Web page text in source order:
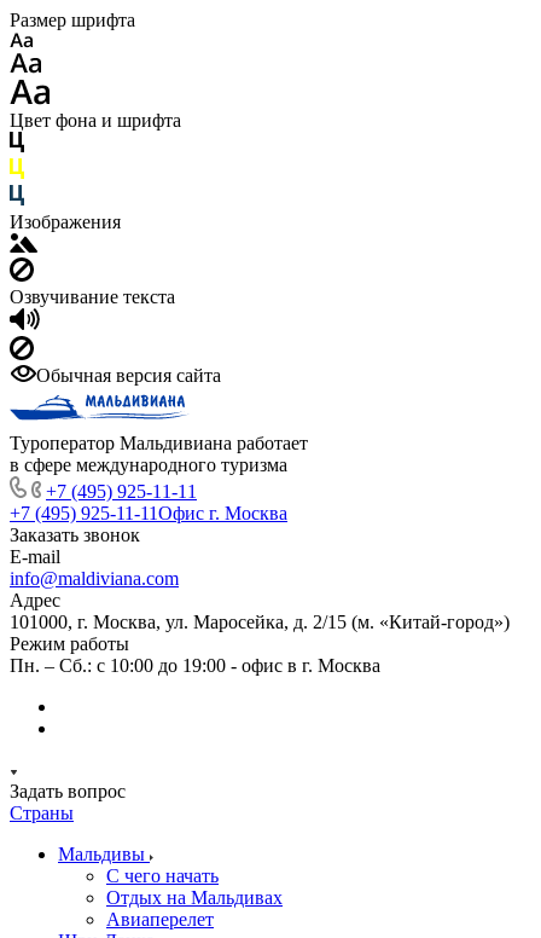
Размер шрифта
Цвет фона и шрифта
Изображения
Озвучивание текста
Обычная версия сайта
Туроператор Мальдивиана работает
в сфере международного туризма
+7 (495) 925-11-11
+7 (495) 925-11-11Офис г. Москва
Заказать звонок
E-mail
info@maldiviana.com
Адрес
101000, г. Москва, ул. Маросейка, д. 2/15 (м. «Китай-город»)
Режим работы
Пн. – Сб.: с 10:00 до 19:00 - офис в г. Москва
Задать вопрос
Страны
Мальдивы
С чего начать
Отдых на Мальдивах
Авиаперелет